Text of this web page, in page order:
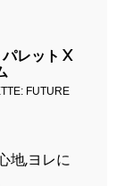
パレット X
FUTURE